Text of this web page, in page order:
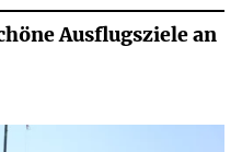
Ausflugsziele an